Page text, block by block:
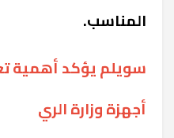
المناسب.
سويلم يؤكد أهمية
أجهزة وزارة الري